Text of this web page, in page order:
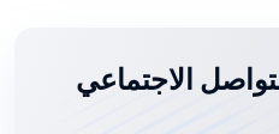
الاجتماعي